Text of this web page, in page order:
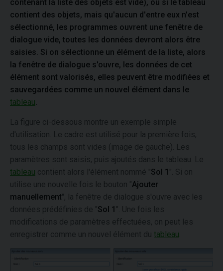
contenant la liste des objets est vide), ou si le tableau
contient des objets, mais qu'aucun d'entre eux n'est
sélectionné, les programmes ouvrent une fenêtre de
dialogue vide, toutes les données devront alors être
saisies. Si on sélectionne un élément de la liste, alors
la fenêtre de dialogue s'ouvre, les données de cet
élément sont valorisés, elles peuvent être modifiées et
sauvegardées comme un nouvel élément dans le
tableau.
La figure ci-dessous montre un exemple simple
d'utilisation. Le cadre est utilisé pour la première fois,
tous les champs sont vides (image de gauche). Les
paramètres sont saisis, puis ajoutés dans le tableau. Le
tableau contient alors l'élément nommé "Sol 1 ". Si on
utilise une nouvelle fois le bouton "Ajouter
manuellement", la fenêtre de dialogue s'ouvre avec les
données prédéfinies de "Sol 1 ". Une fois les
modifications de paramètres effectuées, on peut les
enregistrer comme un nouvel élément du tableau